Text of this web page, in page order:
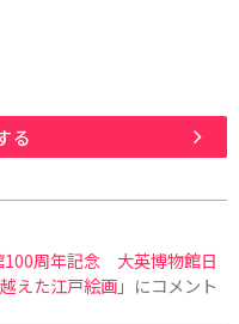
る
100周年記念 大英博物館日
えた江戸絵画」にコメント